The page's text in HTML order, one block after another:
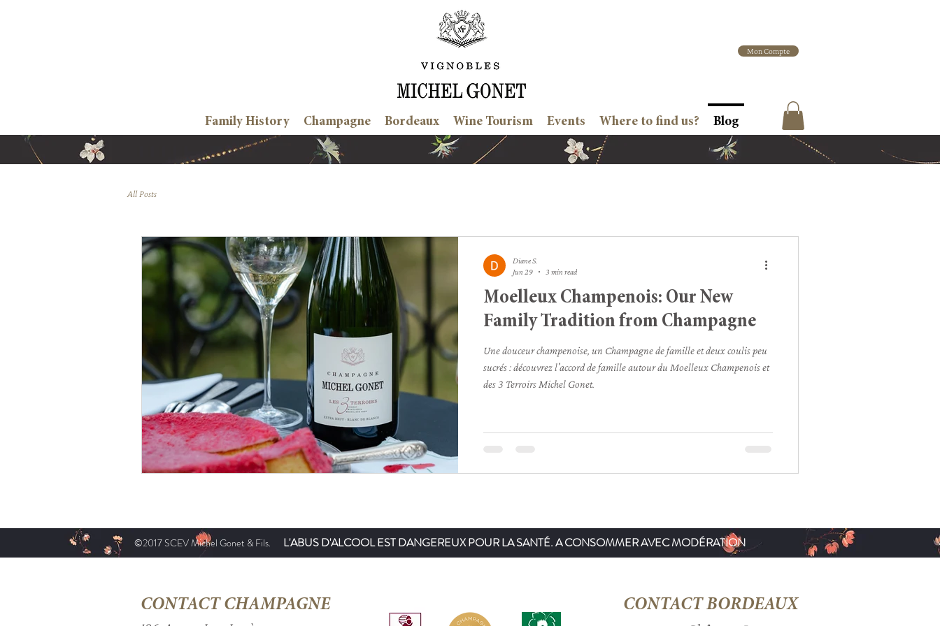
Mon Compte
Family History Champagne Bordeaux Wine Tourism Events Where to find us? Blog
All Posts
Moelleux Champenois: Our New
Family Tradition from Champagne
Une douceur champenoise, un Champagne de famille et deux coulis peu
sucrés : découvrez l'accord de famille autour du Moelleux Champenois et
des 3 Terroirs Michel Gonet.
Diane S.
Jun 29
3 min read
©2017 SCEV Michel Gonet & Fils. L'ABUS D'ALCOOL EST DANGEREUX POUR LA SANTÉ. A CONSOMMER AVECMODÉRATION
CONTACT CHAMPAGNE CONTACT BORDEAUX